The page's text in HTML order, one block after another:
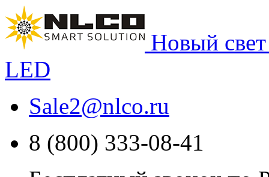
Новый
LED
Sale2@nlco.ru
8 (800) 333-08-41